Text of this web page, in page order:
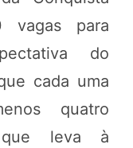
vagas para
do
cada uma
quatro
leva à